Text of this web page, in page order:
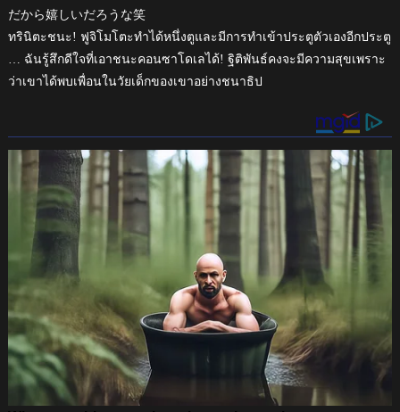
だから嬉しいだろうな笑
ทรินิตะชนะ! ฟูจิโมโตะทำได้หนึ่งตูและมีการทำเข้าประตูตัวเองอีกประตู
… ฉันรู้สึกดีใจที่เอาชนะคอนซาโดเลได้! ฐิติพันธ์คงจะมีความสุขเพราะ
ว่าเขาได้พบเพื่อนในวัยเด็กของเขาอย่างชนาธิป